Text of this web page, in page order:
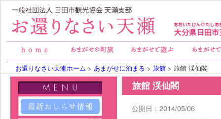
お還りなさい天瀬ホーム > あまがせに泊まる > 旅館 > 旅館 渓仙閣
旅館 渓仙閣
公開日：2014/05/06